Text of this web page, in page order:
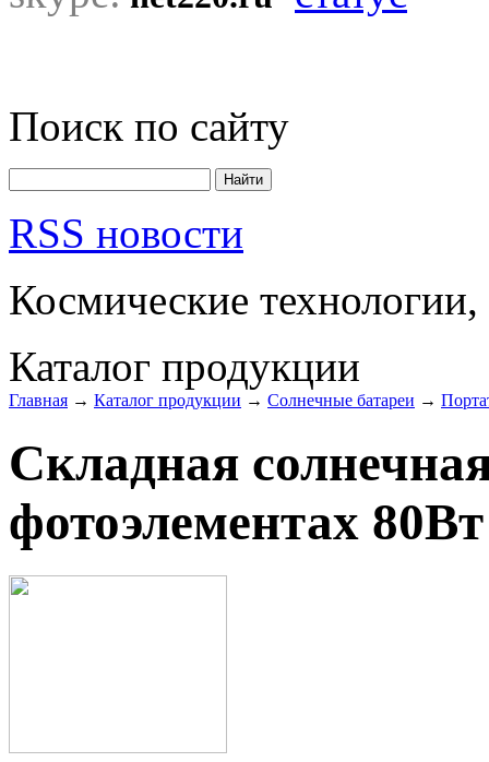
Поиск по сайту
RSS новости
Космические технологии,
Каталог продукции
Главная → Каталог продукции → Солнечные батареи →
Складная
фотоэлементах